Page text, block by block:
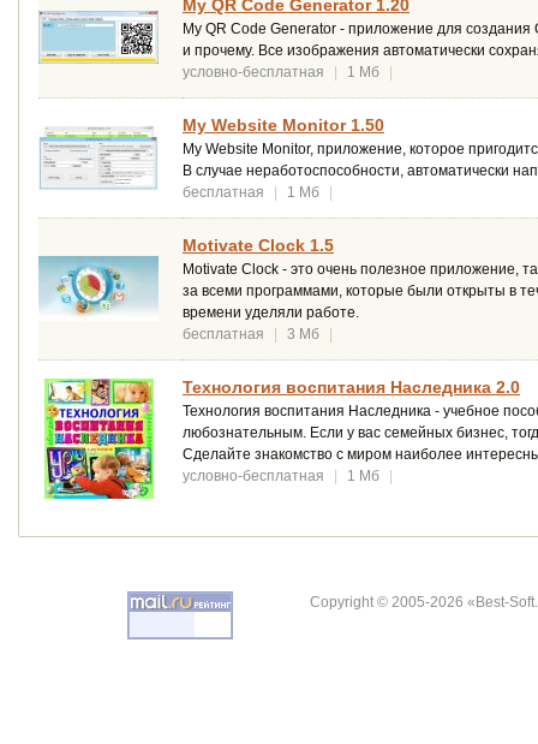
My QR Code Generator 1.20
My QR Code Generator - приложение для создания
и прочему. Все изображения автоматически
условно-бесплатная
| 1 Мб |
My Website Monitor 1.50
My Website Monitor, приложение, которое
В случае неработоспособности, автоматически
бесплатная
| 1 Мб |
Motivate Clock 1.5
Motivate Clock - это очень полезное приложение,
за всеми программами, которые были открыты в
времени уделяли работе.
бесплатная
| 3 Мб |
Технология воспитания Наследника 2.0
Технология воспитания Наследника - учебное
любознательным. Если у вас семейных бизнес,
Сделайте знакомство с миром наиболее
условно-бесплатная
| 1 Мб |
Copyright © 2005-2026 «Best-